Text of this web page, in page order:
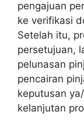
pengajuan
ke verifikasi
Setelah itu,
persetujuan,
pelunasan
pencairan
keputusan
kelanjutan